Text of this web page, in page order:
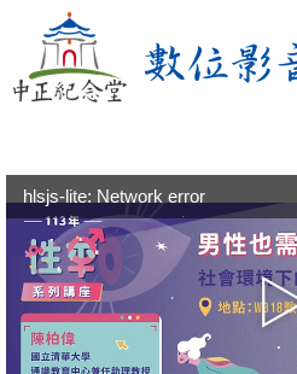
hlsjs-lite: Network error